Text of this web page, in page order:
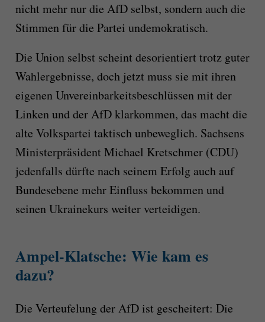
nicht mehr nur die AfD selbst, sondern auch die
Stimmen für die Partei undemokratisch.
Die Union selbst scheint desorientiert trotz guter
Wahlergebnisse, doch jetzt muss sie mit ihren
eigenen Unvereinbarkeitsbeschlüssen mit der
Linken und der AfD klarkommen, das macht die
alte Volkspartei taktisch unbeweglich. Sachsens
Ministerpräsident Michael Kretschmer (CDU)
jedenfalls dürfte nach seinem Erfolg auch auf
Bundesebene mehr Einfluss bekommen und
seinen Ukrainekurs weiter verteidigen.
Ampel-Klatsche: Wie kam es
dazu?
Die Verteufelung der AfD ist gescheitert: Die